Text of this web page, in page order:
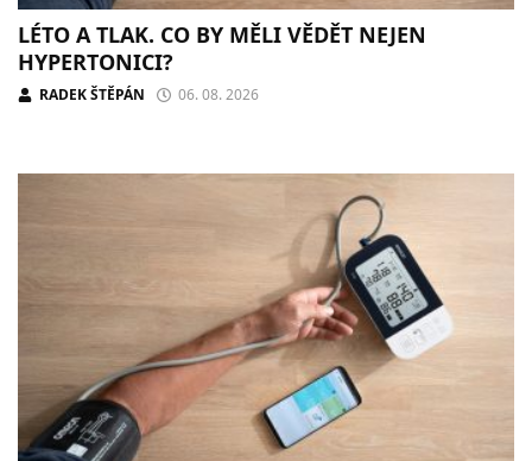
LÉTO A TLAK. CO BY MĚLI VĚDĚT NEJEN
HYPERTONICI?
RADEK ŠTĚPÁN 06. 08. 2026